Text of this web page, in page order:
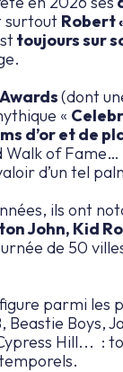
surtout Robert
toujours sur
(dont
«
d’or et de
Walk of Fame…
d’un tel
ils ont
John, Kid
de 50
parmi les
Beastie Boys,
Hill... :